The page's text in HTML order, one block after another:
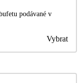
podávané v
Vybrat